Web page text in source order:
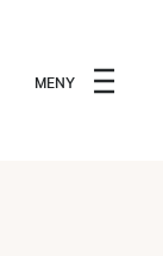
MENY